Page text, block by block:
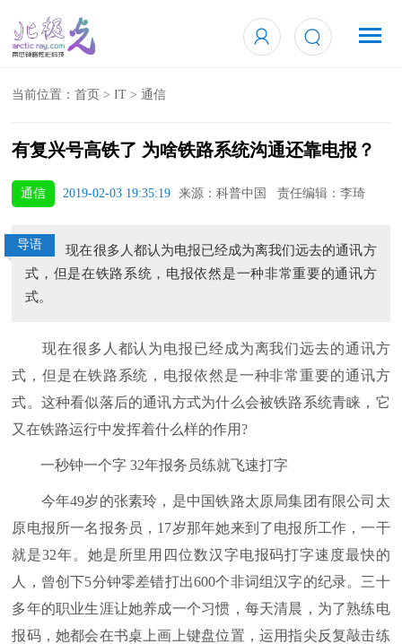
当前位置：首页 >IT >通信
有复兴号高铁了 为啥铁路系统沟通还靠电报？
通信 2019-02-03 19:35:19 来源：科普中国 责任编辑：李琦
导语
现在很多人都认为电报已经成为离我们远去的通讯方
式，但是在铁路系统，电报依然是一种非常重要的通讯方
式。
现在很多人都认为电报已经成为离我们远去的通讯方
式，但是在铁路系统，电报依然是一种非常重要的通讯方
式。这种看似落后的通讯方式为什么会被铁路系统青睐，它
又在铁路运行中发挥着什么样的作用?
一秒钟一个字 32年报务员练就飞速打字
今年49岁的张素玲，是中国铁路太原局集团有限公司太
原电报所一名报务员，17岁那年她来到了电报所工作，一干
就是32年。她是所里用四位数汉字电报码打字速度最快的
人，曾创下5分钟零差错打出600个非词组汉字的纪录。三十
多年的职业生涯让她养成一个习惯，每天清晨，为了熟练电
报码，她都会在书桌上画上键盘位置，运用指尖反复敲击练